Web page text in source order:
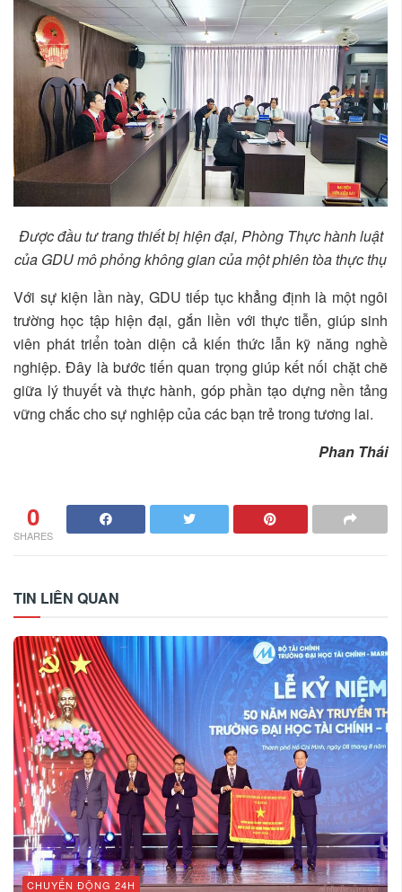
Được đầu tư trang thiết bị hiện đại, Phòng Thực hành luật
của GDU mô phỏng không gian của một phiên tòa thực thụ
Với sự kiện lần này, GDU tiếp tục khẳng định là một ngôi
trường học tập hiện đại, gắn liền với thực tiễn, giúp sinh
viên phát triển toàn diện cả kiến thức lẫn kỹ năng nghề
nghiệp. Đây là bước tiến quan trọng giúp kết nối chặt chẽ
giữa lý thuyết và thực hành, góp phần tạo dựng nền tảng
vững chắc cho sự nghiệp của các bạn trẻ trong tương lai.
Phan Thái
0
SHARES
TIN LIÊN QUAN
CHUYỂN ĐỘNG 24H